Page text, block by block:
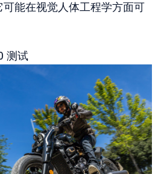
能在视觉人体工程学方面可